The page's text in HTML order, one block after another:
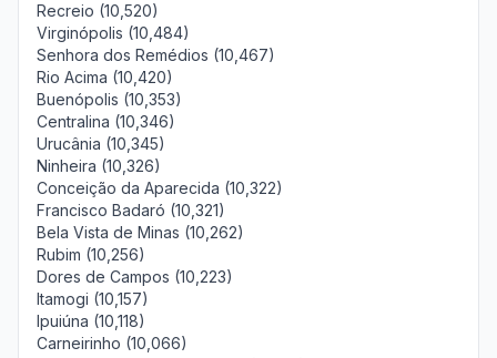
Recreio (10,520)
Virginópolis (10,484)
Senhora dos Remédios (10,467)
Rio Acima (10,420)
Buenópolis (10,353)
Centralina (10,346)
Urucânia (10,345)
Ninheira (10,326)
Conceição da Aparecida (10,322)
Francisco Badaró (10,321)
Bela Vista de Minas (10,262)
Rubim (10,256)
Dores de Campos (10,223)
Itamogi (10,157)
Ipuiúna (10,118)
Carneirinho (10,066)